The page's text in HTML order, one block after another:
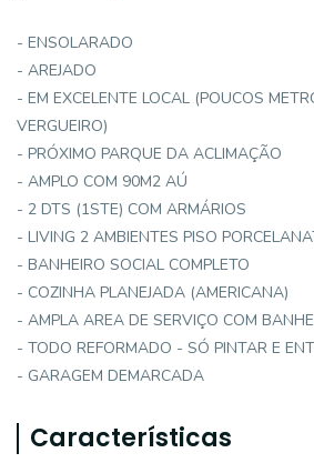
- ENSOLARADO
- AREJADO
- EM EXCELENTE LOCAL (POUCOS
VERGUEIRO)
- PRÓXIMO PARQUE DA ACLIMAÇÃO
- AMPLO COM 90M2 AÚ
- 2 DTS (1STE) COM ARMÁRIOS
- LIVING 2 AMBIENTES PISO
- BANHEIRO SOCIAL COMPLETO
- COZINHA PLANEJADA (AMERICANA)
- AMPLA AREA DE SERVIÇO COM
- TODO REFORMADO - SÓ PINTAR E
- GARAGEM DEMARCADA
Características